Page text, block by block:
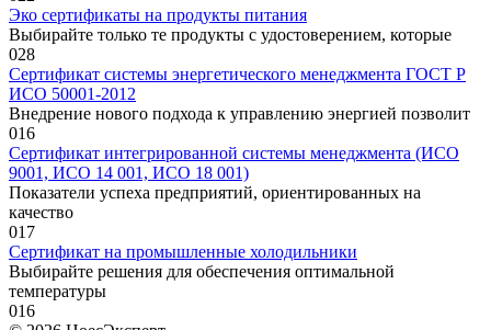
Эко сертификаты на продукты питания
Выбирайте только те продукты с удостоверением, которые
028
Сертификат системы энергетического менеджмента ГОСТ Р
ИСО 50001-2012
Внедрение нового подхода к управлению энергией позволит
016
Сертификат интегрированной системы менеджмента (ИСО
9001, ИСО 14 001, ИСО 18 001)
Показатели успеха предприятий, ориентированных на
качество
017
Сертификат на промышленные холодильники
Выбирайте решения для обеспечения оптимальной
температуры
016